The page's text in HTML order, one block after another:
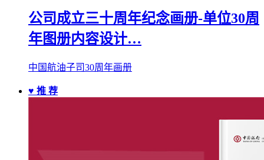
公司成立三十周年纪念画册-单位30周
年图册内容设计…
中国航油子司30周年画册
♥ 推 荐